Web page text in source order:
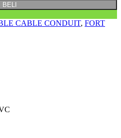
BELI
CABLE CONDUIT, FORT